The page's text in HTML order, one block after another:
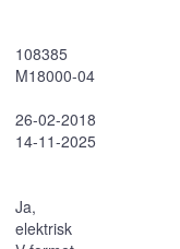
108385
M18000-04
26-02-2018
14-11-2025
Ja,
elektrisk